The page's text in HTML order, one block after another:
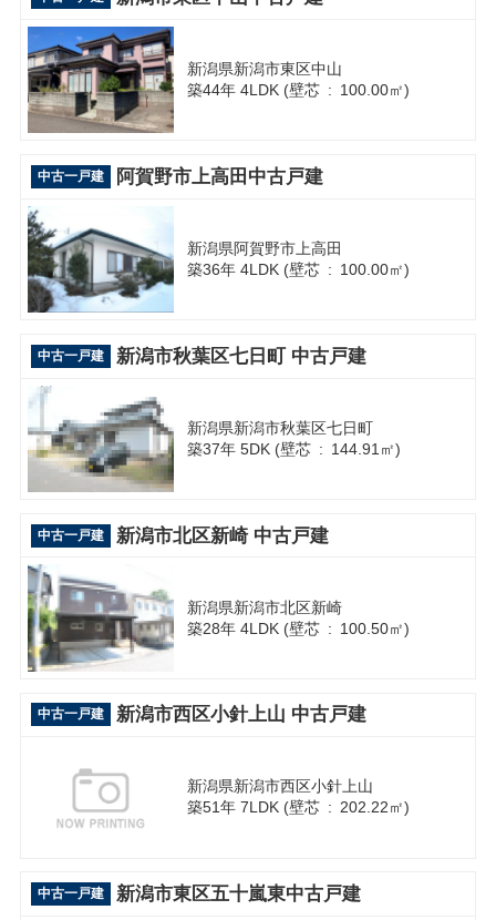
新潟県新潟市東区中山
築44年 4LDK (壁芯 : 100.00㎡)
中古一戸建 阿賀野市上高田中古戸建
新潟県阿賀野市上高田
築36年 4LDK (壁芯 : 100.00㎡)
中古一戸建 新潟市秋葉区七日町 中古戸建
新潟県新潟市秋葉区七日町
築37年 5DK (壁芯 : 144.91㎡)
中古一戸建 新潟市北区新崎 中古戸建
新潟県新潟市北区新崎
築28年 4LDK (壁芯 : 100.50㎡)
中古一戸建 新潟市西区小針上山 中古戸建
新潟県新潟市西区小針上山
築51年 7LDK (壁芯 : 202.22㎡)
中古一戸建 新潟市東区五十嵐東中古戸建